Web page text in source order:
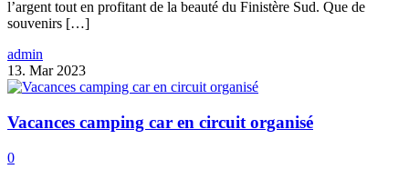
l’argent tout en profitant de la beauté du Finistère Sud. Que de
souvenirs […]
admin
13. Mar 2023
Vacances camping car en circuit organisé
0